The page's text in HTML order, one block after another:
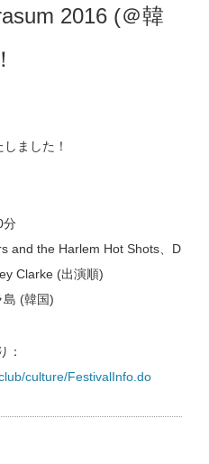
2016 (＠韓
ました！
分
and the Harlem Hot Shots、D
Clarke (出演順)
(韓国)
：
culture/FestivalInfo.do